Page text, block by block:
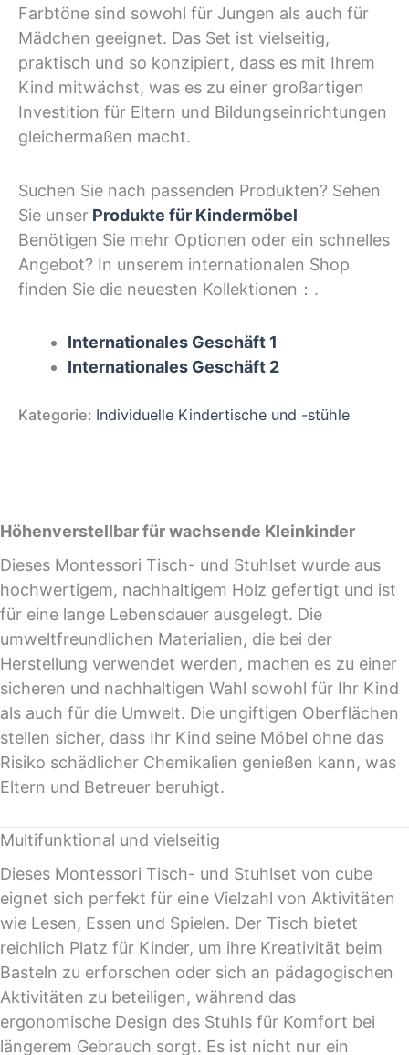
Farbtöne sind sowohl für Jungen als auch für
Mädchen geeignet. Das Set ist vielseitig,
praktisch und so konzipiert, dass es mit Ihrem
Kind mitwächst, was es zu einer großartigen
Investition für Eltern und Bildungseinrichtungen
gleichermaßen macht.
Suchen Sie nach passenden Produkten? Sehen
Sie unser Produkte für Kindermöbel
Benötigen Sie mehr Optionen oder ein schnelles
Angebot? In unserem internationalen Shop
finden Sie die neuesten Kollektionen：.
Internationales Geschäft 1
Internationales Geschäft 2
Kategorie: Individuelle Kindertische und -stühle
Höhenverstellbar für wachsende Kleinkinder
Dieses Montessori Tisch- und Stuhlset wurde aus
hochwertigem, nachhaltigem Holz gefertigt und ist
für eine lange Lebensdauer ausgelegt. Die
umweltfreundlichen Materialien, die bei der
Herstellung verwendet werden, machen es zu einer
sicheren und nachhaltigen Wahl sowohl für Ihr Kind
als auch für die Umwelt. Die ungiftigen Oberflächen
stellen sicher, dass Ihr Kind seine Möbel ohne das
Risiko schädlicher Chemikalien genießen kann, was
Eltern und Betreuer beruhigt.
Multifunktional und vielseitig
Dieses Montessori Tisch- und Stuhlset von cube
eignet sich perfekt für eine Vielzahl von Aktivitäten
wie Lesen, Essen und Spielen. Der Tisch bietet
reichlich Platz für Kinder, um ihre Kreativität beim
Basteln zu erforschen oder sich an pädagogischen
Aktivitäten zu beteiligen, während das
ergonomische Design des Stuhls für Komfort bei
längerem Gebrauch sorgt. Es ist nicht nur ein